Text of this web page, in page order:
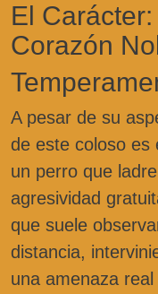
El
Corazón
A pesar de su
de este coloso es
un perro que
agresividad
que suele
distancia,
una amenaza